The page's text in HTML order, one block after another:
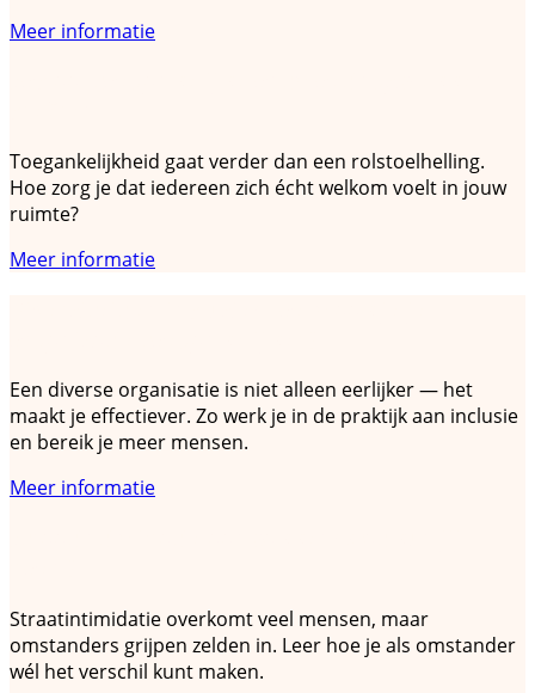
Meer informatie
Toegankelijkheid gaat verder dan een rolstoelhelling.
Hoe zorg je dat iedereen zich écht welkom voelt in jouw
ruimte?
Meer informatie
Een diverse organisatie is niet alleen eerlijker — het
maakt je effectiever. Zo werk je in de praktijk aan inclusie
en bereik je meer mensen.
Meer informatie
Straatintimidatie overkomt veel mensen, maar
omstanders grijpen zelden in. Leer hoe je als omstander
wél het verschil kunt maken.